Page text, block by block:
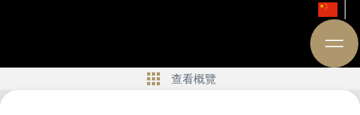
查看概覽